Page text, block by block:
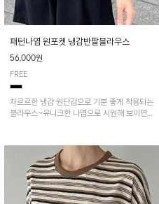
패턴나염 원포켓 냉감반팔블라우스
56,000원
FREE
차르르한 냉감 원단감으로 기분 좋게 착용되는
블라우스~유니크한 나염으로 시원해 보이면